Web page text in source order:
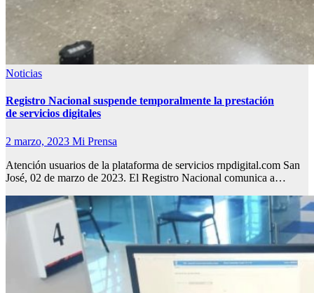
Noticias
Registro Nacional suspende temporalmente la prestación
de servicios digitales
2 marzo, 2023 Mi Prensa
Atención usuarios de la plataforma de servicios rnpdigital.com San
José, 02 de marzo de 2023. El Registro Nacional comunica a…